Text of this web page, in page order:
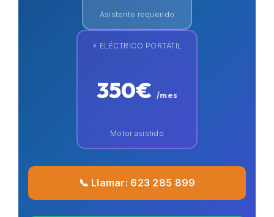
Asistente requerido
⚡ ELÉCTRICO PORTÁTIL
350€/mes
Motor asistido
📞 Llamar: 623 285 899